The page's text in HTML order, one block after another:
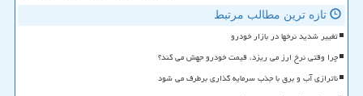
تازه ترین مطالب مرتبط
تغییر شدید نرخها در بازار خودرو
چرا وقتی نرخ ارز می ریزد، قیمت خودرو جهش می کند؟
ناترازی آب و برق با جذب سرمایه گذاری برطرف می شود